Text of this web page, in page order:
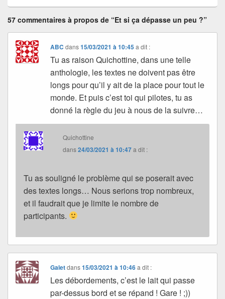
57 commentaires à propos de “Et si ça dépasse un peu ?”
ABC dans15/03/2021 à 10:45 a dit :
Tu as raison Quichottine, dans une telle
anthologie, les textes ne doivent pas être
longs pour qu’il y ait de la place pour tout le
monde. Et puis c’est toi qui pilotes, tu as
donné la règle du jeu à nous de la suivre…
Quichottine
dans24/03/2021 à 10:47a dit :
Tu as souligné le problème qui se poserait avec
des textes longs… Nous serions trop nombreux,
et il faudrait que je limite le nombre de
participants.
Galetdans15/03/2021 à 10:46 a dit :
Les débordements, c’est le lait qui passe
par-dessus bord et se répand ! Gare ! ;))